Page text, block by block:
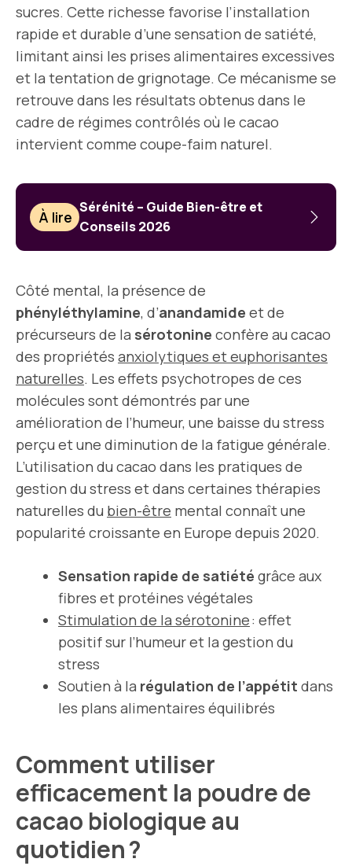
sucres. Cette richesse favorise l’installation
rapide et durable d’une sensation de satiété,
limitant ainsi les prises alimentaires excessives
et la tentation de grignotage. Ce mécanisme se
retrouve dans les résultats obtenus dans le
cadre de régimes contrôlés où le cacao
intervient comme coupe-faim naturel.
À lire
Sérénité – Guide Bien-être et
Conseils 2026
Côté mental, la présence de
phényléthylamine, d’anandamide et de
précurseurs de la sérotonine confère au cacao
des propriétés anxiolytiques et euphorisantes
naturelles. Les effets psychotropes de ces
molécules sont démontrés par une
amélioration de l’humeur, une baisse du stress
perçu et une diminution de la fatigue générale.
L’utilisation du cacao dans les pratiques de
gestion du stress et dans certaines thérapies
naturelles du bien-être mental connaît une
popularité croissante en Europe depuis 2020.
Sensation rapide de satiété grâce aux
fibres et protéines végétales
Stimulation de la sérotonine: effet
positif sur l’humeur et la gestion du
stress
Soutien à la régulation de l’appétit dans
les plans alimentaires équilibrés
Comment utiliser
efficacement la poudre de
cacao biologique au
quotidien ?